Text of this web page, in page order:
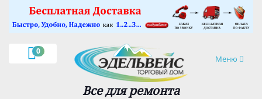
0
Навигация
Меню
Все для ремонта
×